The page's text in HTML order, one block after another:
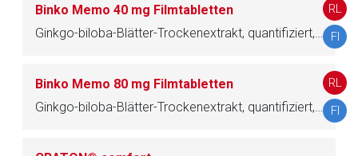
Binko Memo 40 mg Filmtabletten
Ginkgo-biloba-Blätter-Trockenextrakt, quantifiziert, raffiniert
RL
FI
Binko Memo 80 mg Filmtabletten
Ginkgo-biloba-Blätter-Trockenextrakt, quantifiziert, raffiniert
RL
FI